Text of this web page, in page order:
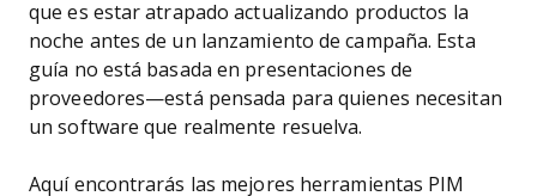
que es estar atrapado actualizando productos la
noche antes de un lanzamiento de campaña. Esta
guía no está basada en presentaciones de
proveedores—está pensada para quienes necesitan
un software que realmente resuelva.
Aquí encontrarás las mejores herramientas PIM